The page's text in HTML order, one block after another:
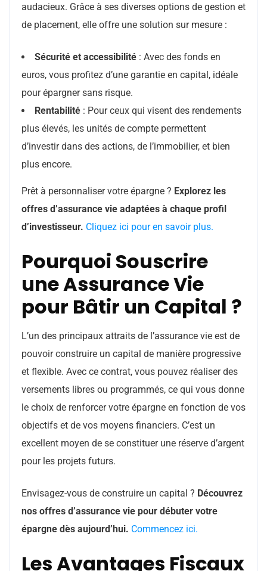
audacieux. Grâce à ses diverses options de gestion et
de placement, elle offre une solution sur mesure :
Sécurité et accessibilité : Avec des fonds en
euros, vous profitez d’une garantie en capital, idéale
pour épargner sans risque.
Rentabilité : Pour ceux qui visent des rendements
plus élevés, les unités de compte permettent
d’investir dans des actions, de l’immobilier, et bien
plus encore.
Prêt à personnaliser votre épargne ? Explorez les
offres d’assurance vie adaptées à chaque profil
d’investisseur. Cliquez ici pour en savoir plus.
Pourquoi Souscrire
une Assurance Vie
pour Bâtir un Capital ?
L’un des principaux attraits de l’assurance vie est de
pouvoir construire un capital de manière progressive
et flexible. Avec ce contrat, vous pouvez réaliser des
versements libres ou programmés, ce qui vous donne
le choix de renforcer votre épargne en fonction de vos
objectifs et de vos moyens financiers. C’est un
excellent moyen de se constituer une réserve d’argent
pour les projets futurs.
Envisagez-vous de construire un capital ? Découvrez
nos offres d’assurance vie pour débuter votre
épargne dès aujourd’hui. Commencez ici.
Les Avantages Fiscaux